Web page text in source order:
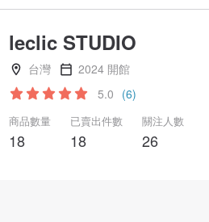
leclic STUDIO
台灣
2024 開館
5.0 (6)
商品數量
18
已賣出件數
18
關注人數
26